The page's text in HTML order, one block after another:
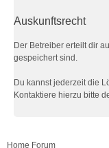
Auskunftsrecht
Der Betreiber erteilt dir
gespeichert sind.
Du kannst jederzeit die
Kontaktiere hierzu bitte
Home Forum